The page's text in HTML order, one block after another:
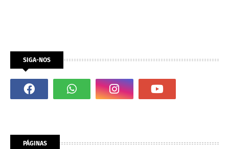
SIGA-NOS
PÁGINAS